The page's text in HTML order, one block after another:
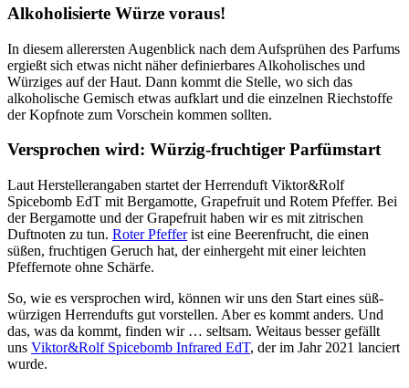
Alkoholisierte Würze voraus!
In diesem allerersten Augenblick nach dem Aufsprühen des Parfums
ergießt sich etwas nicht näher definierbares Alkoholisches und
Würziges auf der Haut. Dann kommt die Stelle, wo sich das
alkoholische Gemisch etwas aufklart und die einzelnen Riechstoffe
der Kopfnote zum Vorschein kommen sollten.
Versprochen wird: Würzig-fruchtiger Parfümstart
Laut Herstellerangaben startet der Herrenduft Viktor&Rolf
Spicebomb EdT mit Bergamotte, Grapefruit und Rotem Pfeffer. Bei
der Bergamotte und der Grapefruit haben wir es mit zitrischen
Duftnoten zu tun. Roter Pfefferist eine Beerenfrucht, die einen
süßen, fruchtigen Geruch hat, der einhergeht mit einer leichten
Pfeffernote ohne Schärfe.
So, wie es versprochen wird, können wir uns den Start eines süß-
würzigen Herrendufts gut vorstellen. Aber es kommt anders. Und
das, was da kommt, finden wir … seltsam. Weitaus besser gefällt
uns Viktor&Rolf Spicebomb Infrared EdT, der im Jahr 2021 lanciert
wurde.